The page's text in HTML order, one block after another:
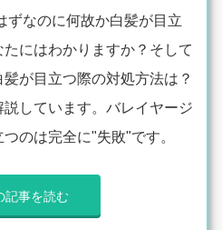
ずなのに何故か白髪が目立
にはわかりますか？そして
が目立つ際の対処方法は？
しています。バレイヤージ
のは完全に"失敗"です。
記事を読む